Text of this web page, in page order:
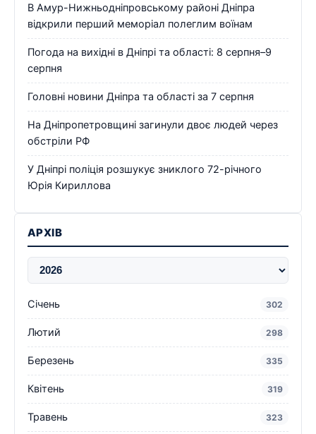
В Амур-Нижньодніпровському районі Дніпра
відкрили перший меморіал полеглим воїнам
Погода на вихідні в Дніпрі та області: 8 серпня–9
серпня
Головні новини Дніпра та області за 7 серпня
На Дніпропетровщині загинули двоє людей через
обстріли РФ
У Дніпрі поліція розшукує зниклого 72-річного
Юрія Кириллова
АРХІВ
Січень 302
Лютий 298
Березень 335
Квітень 319
Травень 323